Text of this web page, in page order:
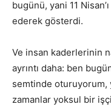
bugünü, yani 11
ederek gösterdi.
Ve insan kaderlerinin
ayrıntı daha: ben
semtinde oturuyorum,
zamanlar yoksul bir